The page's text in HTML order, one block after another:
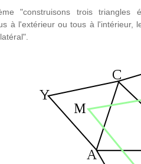
"construisons trois
à l'extérieur ou tous à l'intérieur,